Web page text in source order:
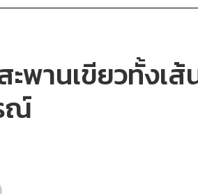
ะพานเขียวทั้งเ
ณ์